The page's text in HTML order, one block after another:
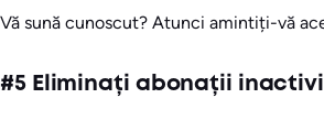
Vă sună cunoscut? Atunci amintiți-vă
#5 Eliminați abonații inactivi